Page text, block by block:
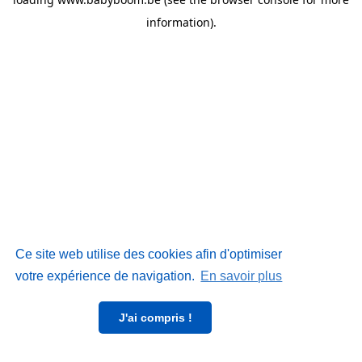
Ce site web utilise des cookies afin d'optimiser
votre expérience de navigation. En savoir plus
J'ai compris !
information).